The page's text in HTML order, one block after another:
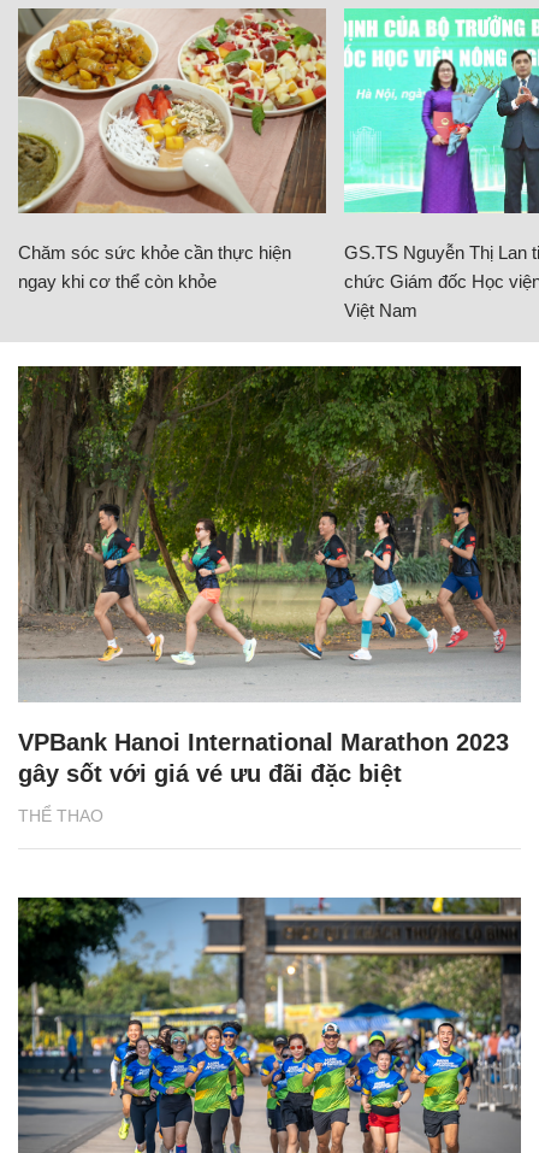
Chăm sóc sức khỏe cần thực hiện
ngay khi cơ thể còn khỏe
GS.TS Nguyễn Thị Lan
chức Giám đốc Học
Việt Nam
THỂ THAO
VPBank Hanoi International Marathon 2023
gây sốt với giá vé ưu đãi đặc biệt